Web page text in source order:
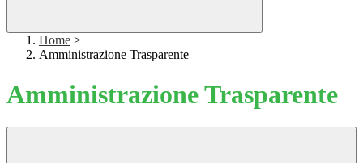
Home >
Amministrazione Trasparente
Amministrazione Trasparente